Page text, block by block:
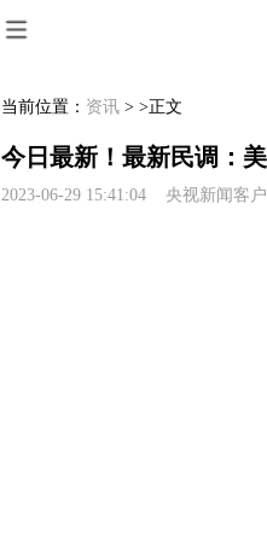
当前位置： 资讯 > >正文
今日最新！最新民调：
2023-06-29 15:41:04 央视新闻客